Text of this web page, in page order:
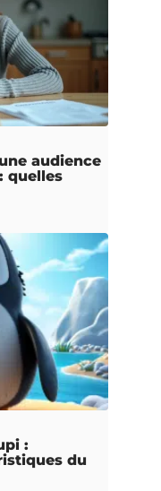
audience
quelles
:
du